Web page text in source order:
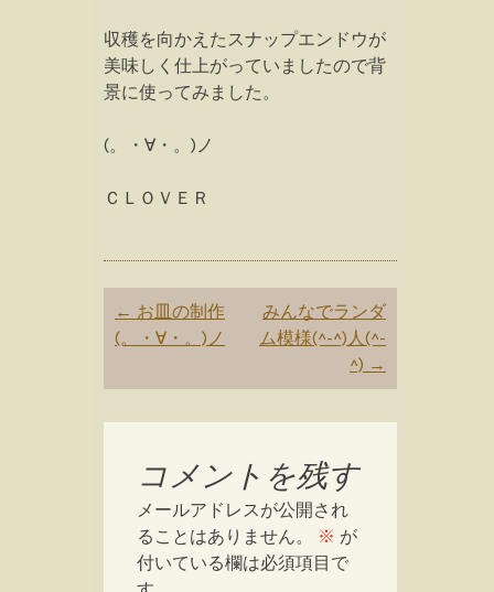
収穫を向かえたスナップエンドウが
美味しく仕上がっていましたので背
景に使ってみました。
(。・∀・。)ノ
ＣＬＯＶＥＲ
Post
navigation
← お皿の制作
(。・∀・。)ノ
みんなでランダ
ム模様(^-^)人(^-
^) →
コメントを残す
メールアドレスが公開され
ることはありません。
※ が
付いている欄は必須項目で